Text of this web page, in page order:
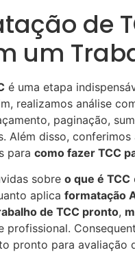
de
um
é uma etapa
realizamos análise
paginação,
Além disso,
para como fazer TCC
sobre o que é TCC
aplica formatação
de TCC pronto,
profissional.
pronto para avaliação